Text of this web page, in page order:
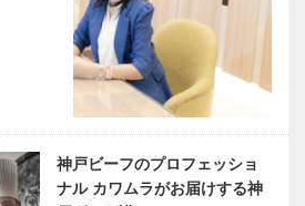
神戸ビーフのプロフェッショ
ナル カワムラがお届けする神